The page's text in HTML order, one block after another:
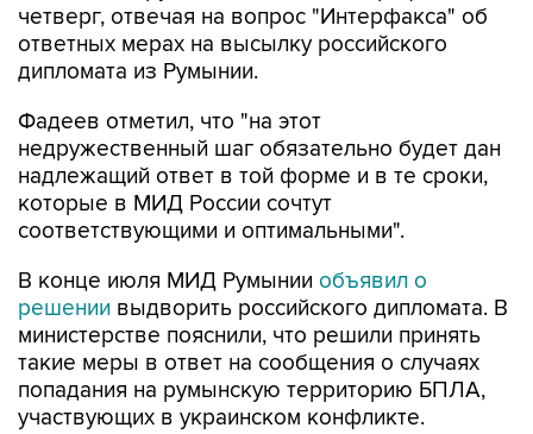
четверг, отвечая на вопрос "Интерфакса" об
ответных мерах на высылку российского
дипломата из Румынии.
Фадеев отметил, что "на этот
недружественный шаг обязательно будет дан
надлежащий ответ в той форме и в те сроки,
которые в МИД России сочтут
соответствующими и оптимальными".
В конце июля МИД Румынии объявил о
решении выдворить российского дипломата. В
министерстве пояснили, что решили принять
такие меры в ответ на сообщения о случаях
попадания на румынскую территорию БПЛА,
участвующих в украинском конфликте.